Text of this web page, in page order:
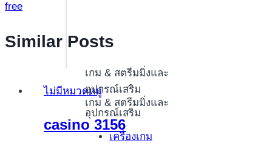
เกม & สตรีมมิ่งและ
อุปกรณ์เสริม
เกม & สตรีมมิ่งและ
อุปกรณ์เสริม
เครื่องเกม
free
Similar Posts
ไม่มีหมวดหมู่
casino 3156